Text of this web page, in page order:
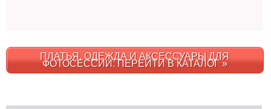
ПЛАТЬЯ, ОДЕЖДА И АКСЕССУАРЫ ДЛЯ
ФОТОСЕССИИ. ПЕРЕЙТИ В КАТАЛОГ »